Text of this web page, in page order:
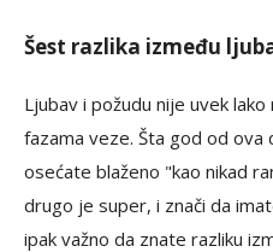
Šest razlika između
Ljubav i požudu nije uvek
fazama veze. Šta god od ova
osećate blaženo "kao nikad
drugo je super, i znači da
ipak važno da znate razliku